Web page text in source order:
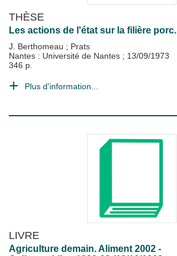
THÈSE
Les actions de l'état sur la filière porc.
J. Berthomeau ; Prats
Nantes : Université de Nantes ; 13/09/1973
346 p.
Plus d'information...
LIVRE
Agriculture demain. Aliment 2002 -